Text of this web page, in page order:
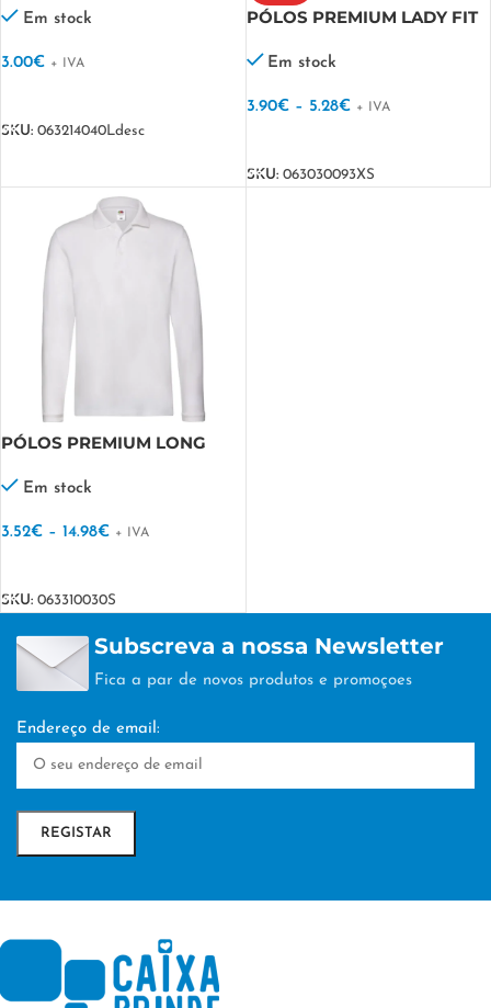
Em stock
3.00€ + IVA
SKU: 063214040Ldesc
PÓLOS PREMIUM LADY FIT
Em stock
3.90€ – 5.28€ + IVA
SKU: 063030093XS
PÓLOS PREMIUM LONG
Em stock
3.52€ – 14.98€ + IVA
SKU: 063310030S
Subscreva a nossa Newsletter
Fica a par de novos produtos e promoçoes
Endereço de email: